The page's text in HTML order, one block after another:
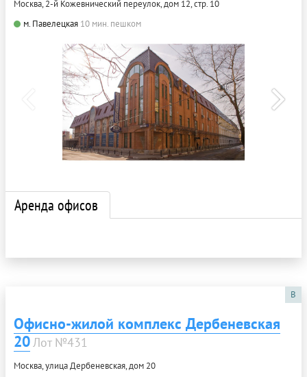
Москва, 2-й Кожевнический переулок, дом 12, стр. 10
м. Павелецкая 10 мин. пешком
Аренда офисов
B
Офисно-жилой комплекс Дербеневская
20Лот №431
Москва, улица Дербеневская, дом 20